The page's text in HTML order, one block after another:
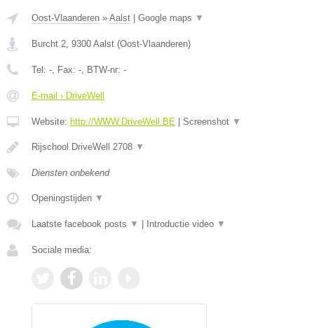
Oost-Vlaanderen » Aalst | Google maps ▼
Burcht 2 9300 Aalst (Oost-Vlaanderen)
Tel: - , Fax: - , BTW-nr: -
E-mail › DriveWell
Website: http://WWW.DriveWell.BE | Screenshot ▼
Rijschool DriveWell 2708 ▼
Diensten onbekend
Openingstijden ▼
Laatste facebook posts ▼ | Introductie video ▼
Sociale media: